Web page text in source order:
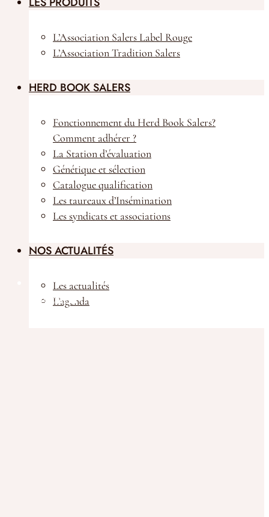
Boutique
L’Association Salers Label Rouge
L’Association Tradition Salers
HERD BOOK SALERS
Fonctionnement du Herd Book Salers?
Comment adhérer ?
La Station d’évaluation
Génétique et sélection
Catalogue qualification
Les taureaux d’Insémination
Les syndicats et associations
NOS ACTUALITÉS
Les actualités
L’agenda